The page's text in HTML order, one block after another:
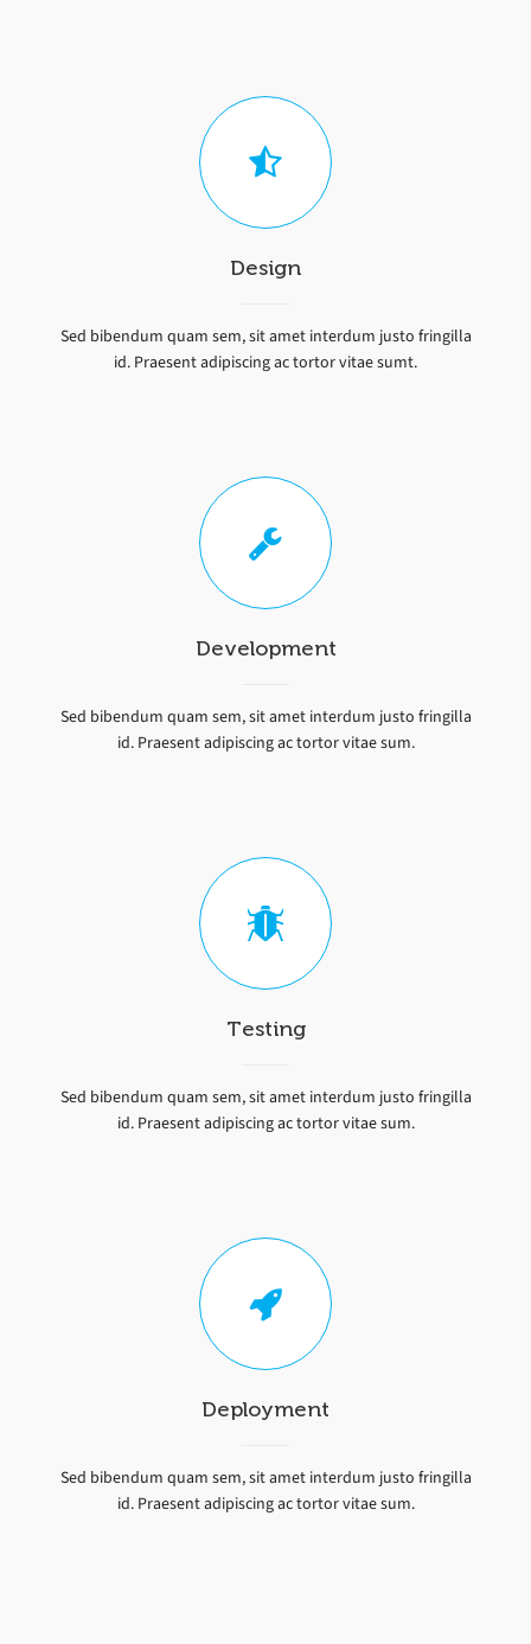
Design
Sed bibendum quam sem, sit amet interdum justo fringilla
id. Praesent adipiscing ac tortor vitae sumt.
Development
Sed bibendum quam sem, sit amet interdum justo fringilla
id. Praesent adipiscing ac tortor vitae sum.
Testing
Sed bibendum quam sem, sit amet interdum justo fringilla
id. Praesent adipiscing ac tortor vitae sum.
Deployment
Sed bibendum quam sem, sit amet interdum justo fringilla
id. Praesent adipiscing ac tortor vitae sum.